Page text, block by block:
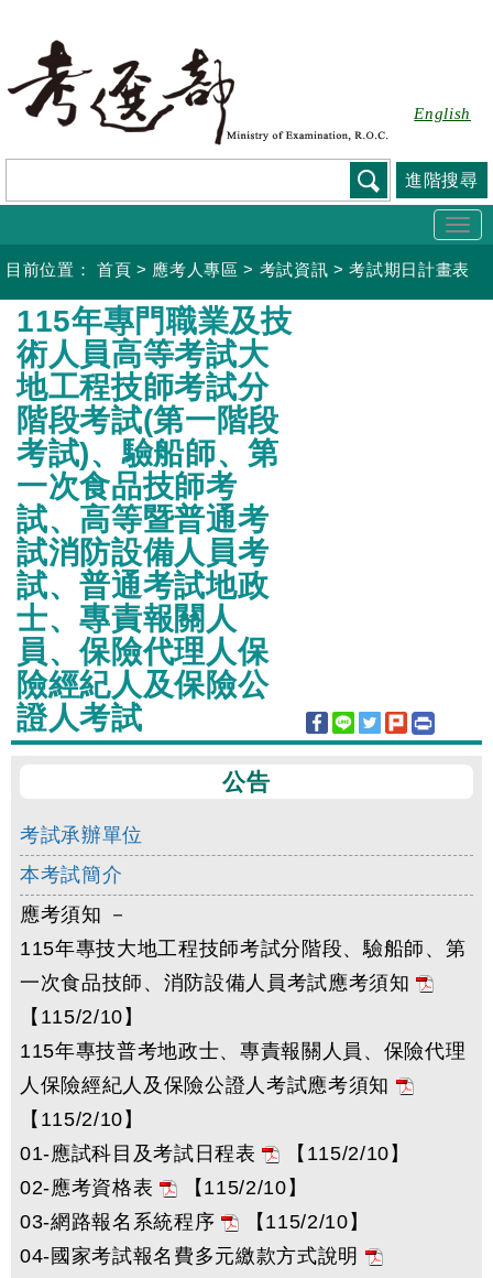
要
容
English
進階搜尋
目前位置： 首頁 > 應考人專區 > 考試資訊 >考試期日計畫表
:::
115年專門職業及技
術人員高等考試大
地工程技師考試分
階段考試(第一階段
考試)、驗船師、第
一次食品技師考
試、高等暨普通考
試消防設備人員考
試、普通考試地政
士、專責報關人
員、保險代理人保
險經紀人及保險公
證人考試
公告
考試承辦單位
本考試簡介
應考須知 －
115年專技大地工程技師考試分階段、驗船師、第
一次食品技師、消防設備人員考試應考須知
【115/2/10】
115年專技普考地政士、專責報關人員、保險代理
人保險經紀人及保險公證人考試應考須知
【115/2/10】
01-應試科目及考試日程表
【115/2/10】
02-應考資格表
【115/2/10】
03-網路報名系統程序
【115/2/10】
04-國家考試報名費多元繳款方式說明